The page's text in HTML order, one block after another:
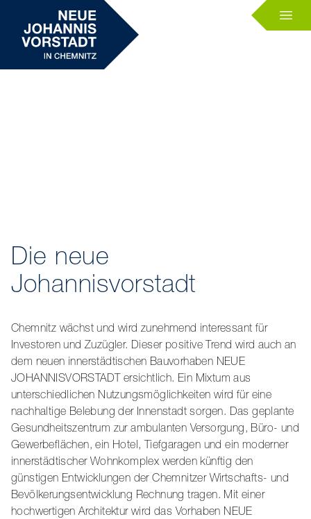
Die neue
Johannisvorstadt
Chemnitz wächst und wird zunehmend interessant für
Investoren und Zuzügler. Dieser positive Trend wird auch an
dem neuen innerstädtischen Bauvorhaben NEUE
JOHANNISVORSTADT ersichtlich. Ein Mixtum aus
unterschiedlichen Nutzungsmöglichkeiten wird für eine
nachhaltige Belebung der Innenstadt sorgen. Das geplante
Gesundheitszentrum zur ambulanten Versorgung, Büro- und
Gewerbeflächen, ein Hotel, Tiefgaragen und ein moderner
innerstädtischer Wohnkomplex werden künftig den
günstigen Entwicklungen der Chemnitzer Wirtschafts- und
Bevölkerungsentwicklung Rechnung tragen. Mit einer
hochwertigen Architektur wird das Vorhaben NEUE